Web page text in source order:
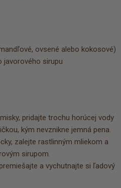
ovsené alebo kokosové)
javorového sirupu
pridajte trochu horúcej vody
kým nevznikne jemná pena.
zalejte rastlinným mliekom a
sirupom.
a vychutnajte si ľadový